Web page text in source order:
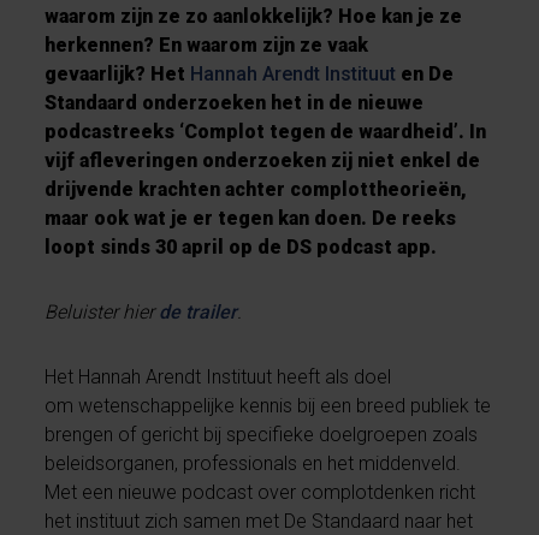
waarom zijn ze zo aanlokkelijk? Hoe kan je ze
herkennen? En waarom zijn ze vaak
gevaarlijk? Het Hannah Arendt Instituut en De
Standaard onderzoeken het in de nieuwe
podcastreeks ‘Complot tegen de waardheid’. In
vijf afleveringen onderzoeken zij niet enkel de
drijvende krachten achter complottheorieën,
maar ook wat je er tegen kan doen. De reeks
loopt sinds 30 april op de DS podcast app.
Beluister hierde trailer.
Het Hannah Arendt Instituut heeft als doel
om wetenschappelijke kennis bij een breed publiek te
brengen of gericht bij specifieke doelgroepen zoals
beleidsorganen, professionals en het middenveld.
Met een nieuwe podcast over complotdenken richt
het instituut zich samen met De Standaard naar het